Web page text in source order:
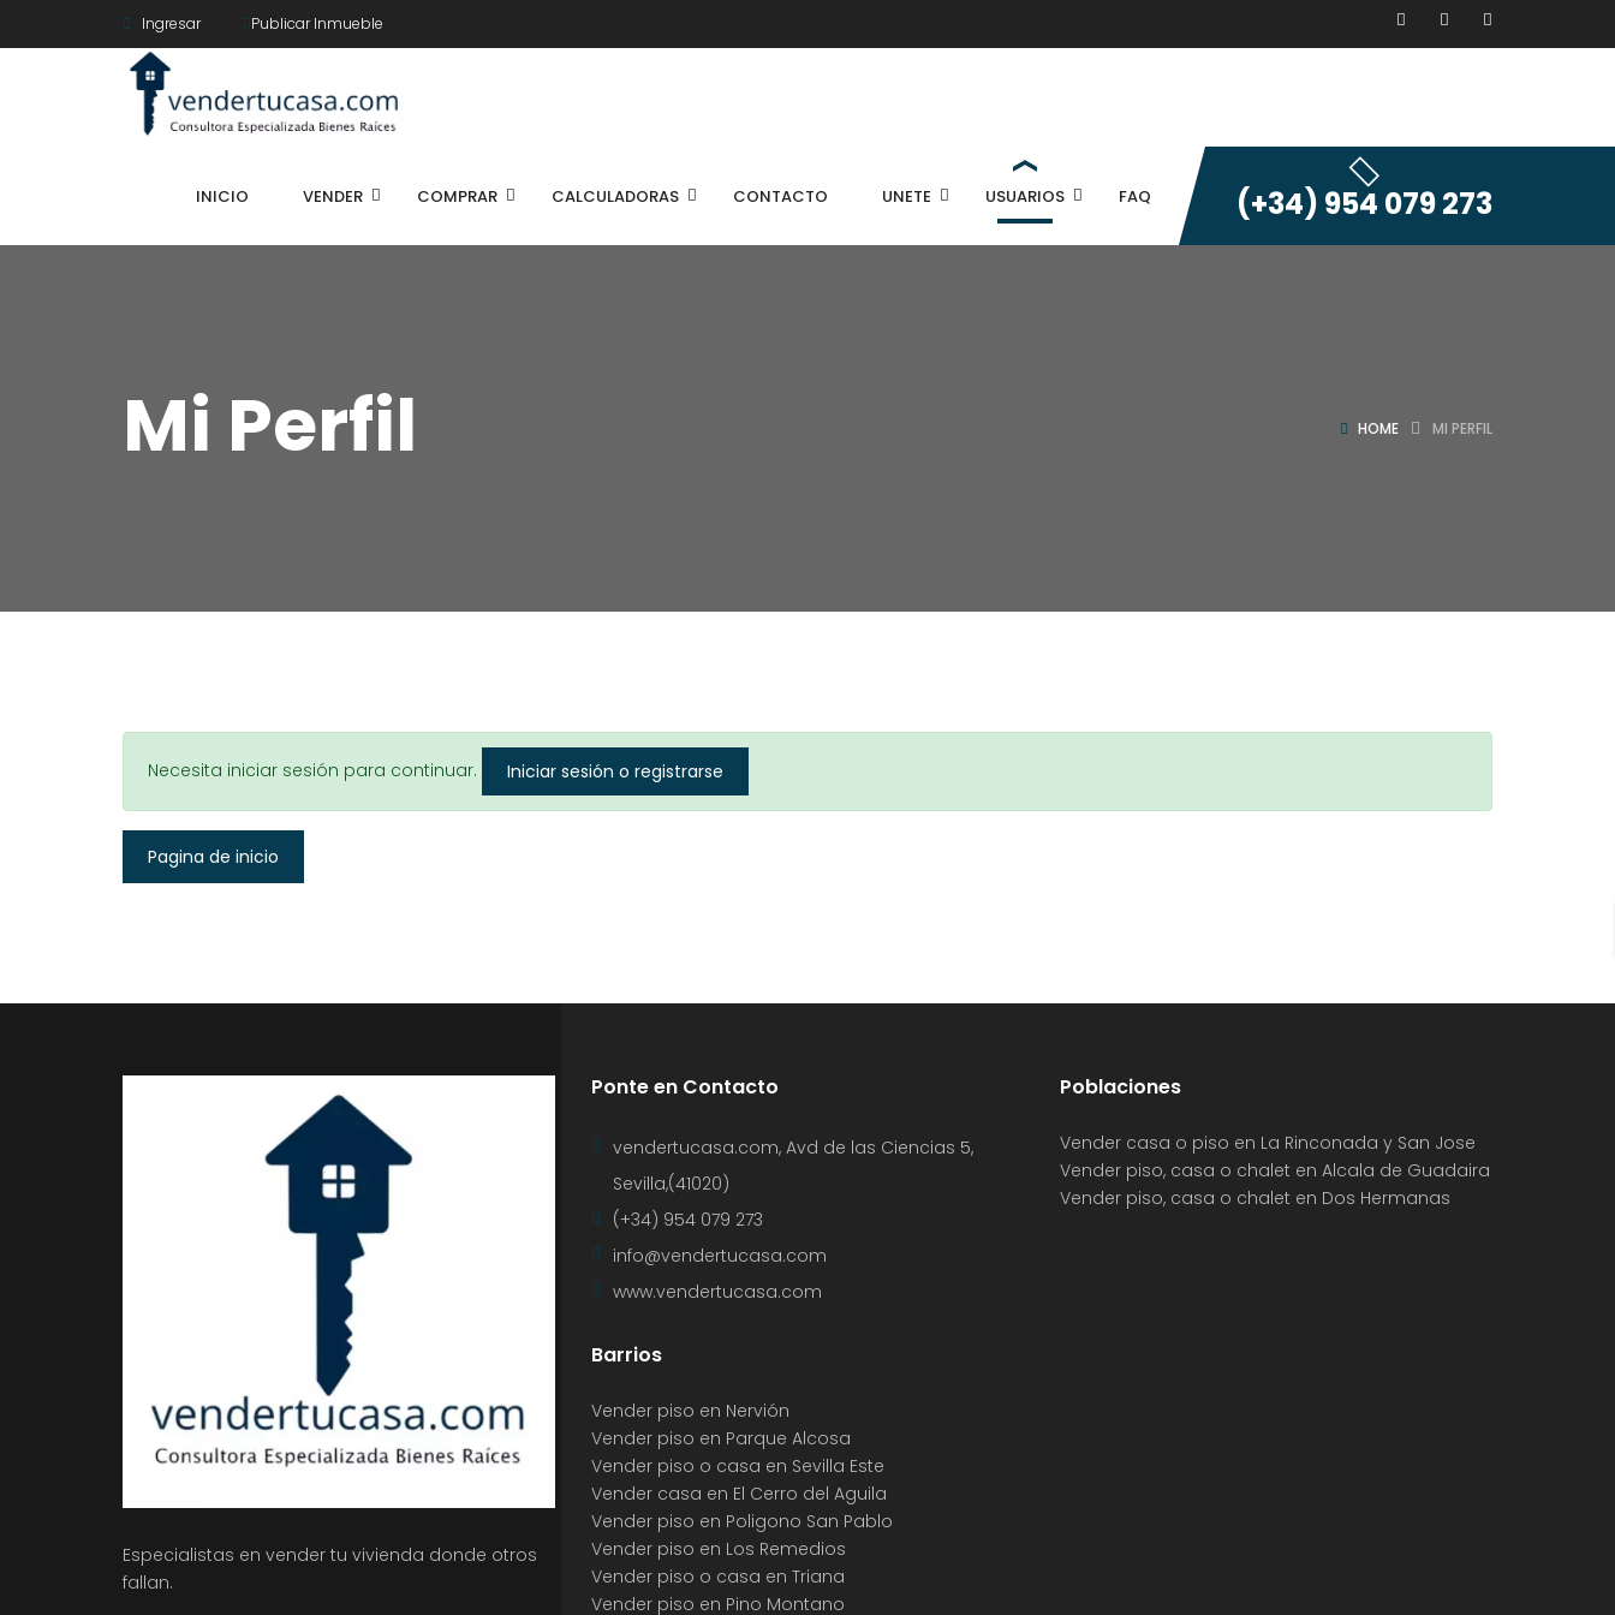
Ingresar Publicar Inmueble
INICIO VENDER COMPRAR CALCULADORAS CONTACTO UNETE USUARIOS FAQ (+34) 954 079 273
Mi Perfil HOME MI PERFIL
Necesita iniciar sesión para continuar. Iniciar sesión o registrarse
Pagina de inicio
Especialistas en vender tu vivienda donde otros
fallan.
Ponte en Contacto
vendertucasa.com, Avd de las Ciencias 5,
Sevilla,(41020)
(+34) 954 079 273
info@vendertucasa.com
www.vendertucasa.com
Barrios
Vender piso en Nervión
Vender piso en Parque Alcosa
Vender piso o casa en Sevilla Este
Vender casa en El Cerro del Aguila
Vender piso en Poligono San Pablo
Vender piso en Los Remedios
Vender piso o casa en Triana
Vender piso en Pino Montano
Poblaciones
Vender casa o piso en La Rinconada y San Jose
Vender piso, casa o chalet en Alcala de Guadaira
Vender piso, casa o chalet en Dos Hermanas